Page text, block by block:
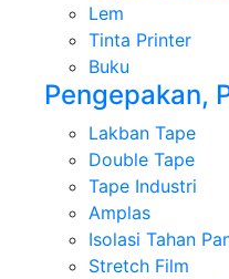
Lem
Tinta Printer
Buku
Pengepakan,
Lakban Tape
Double Tape
Tape Industri
Amplas
Isolasi Tahan
Stretch Film